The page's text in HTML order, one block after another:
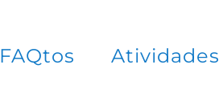
FAQtos Atividades